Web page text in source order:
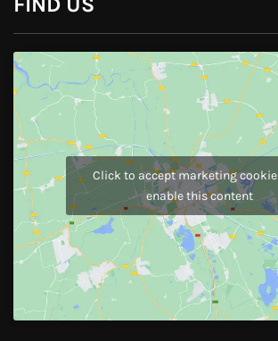
Instagram
JOIN US
Like Us On
Follow Us On